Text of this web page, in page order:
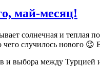
май-месяц!
солнечная и теплая
чего случилось нового
и выбора между Турцией